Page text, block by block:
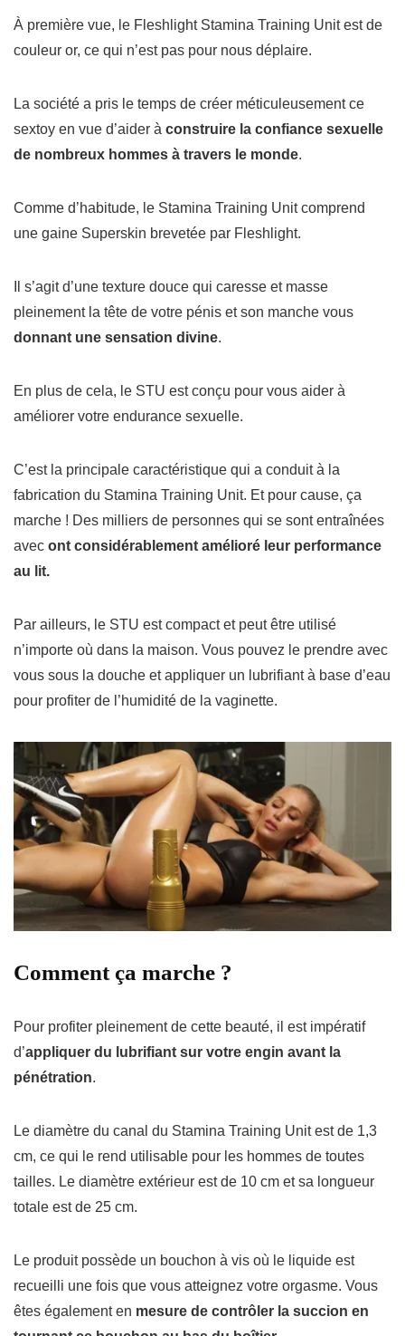
À première vue, le Fleshlight Stamina Training Unit est de
couleur or, ce qui n’est pas pour nous déplaire.
La société a pris le temps de créer méticuleusement ce
sextoy en vue d’aider à construire la confiance sexuelle
de nombreux hommes à travers le monde.
Comme d’habitude, le Stamina Training Unit comprend
une gaine Superskin brevetée par Fleshlight.
Il s’agit d’une texture douce qui caresse et masse
pleinement la tête de votre pénis et son manche vous
donnant une sensation divine.
En plus de cela, le STU est conçu pour vous aider à
améliorer votre endurance sexuelle.
C’est la principale caractéristique qui a conduit à la
fabrication du Stamina Training Unit. Et pour cause, ça
marche ! Des milliers de personnes qui se sont entraînées
avec ont considérablement amélioré leur performance
au lit.
Par ailleurs, le STU est compact et peut être utilisé
n’importe où dans la maison. Vous pouvez le prendre avec
vous sous la douche et appliquer un lubrifiant à base d’eau
pour profiter de l’humidité de la vaginette.
Comment ça marche ?
Pour profiter pleinement de cette beauté, il est impératif
d’appliquer du lubrifiant sur votre engin avant la
pénétration.
Le diamètre du canal du Stamina Training Unit est de 1,3
cm, ce qui le rend utilisable pour les hommes de toutes
tailles. Le diamètre extérieur est de 10 cm et sa longueur
totale est de 25 cm.
Le produit possède un bouchon à vis où le liquide est
recueilli une fois que vous atteignez votre orgasme. Vous
êtes également en mesure de contrôler la succion en